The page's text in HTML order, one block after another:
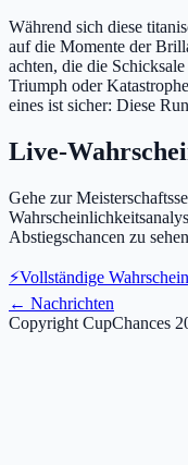
Während sich diese
auf die Momente der
achten, die die
Triumph oder
eines ist sicher: Diese
Live-
Gehe zur
Abstiegschancen zu
⚡Vollständige
← Nachrichten
Copyright CupChances